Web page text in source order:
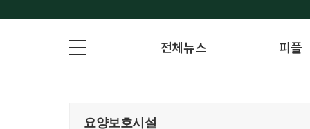
전체뉴스 피플